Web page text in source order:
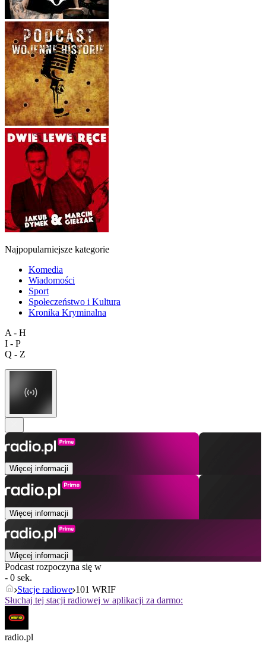
Najpopularniejsze kategorie
Komedia
Wiadomości
Sport
Społeczeństwo i Kultura
Kronika Kryminalna
A - H
I - P
Q - Z
Więcej informacji
Więcej informacji
Więcej informacji
Podcast rozpoczyna się w
- 0 sek.
Stacje radiowe 101 WRIF
Słuchaj tej stacji radiowej w aplikacji za darmo:
radio.pl